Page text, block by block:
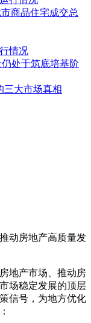
商品住宅成交总
情况
处于筑底培基阶
三大市场真相
动房地产高质量发
地产市场、推动房
场稳定发展的顶层
信号，为地方优化